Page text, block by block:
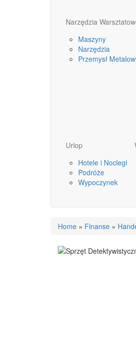
Narzędzia
Maszyny
Narzędzia
Przemysł
Urlop
Hotele i Noclegi
Podróże
Wypoczynek
Home » Finanse »